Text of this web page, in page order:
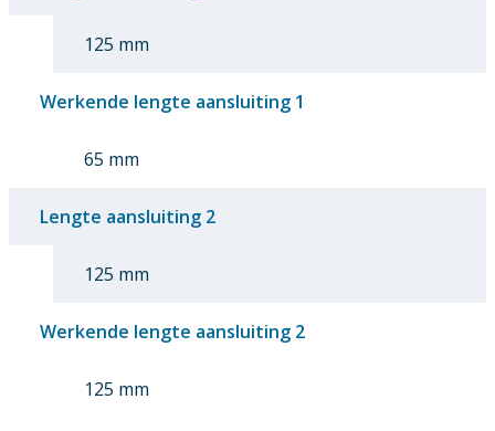
125 mm
Werkende lengte aansluiting 1
65 mm
Lengte aansluiting 2
125 mm
Werkende lengte aansluiting 2
125 mm